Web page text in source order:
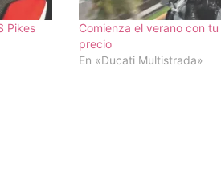
Pikes
Comienza el verano con
precio
En «Ducati Multistrada»